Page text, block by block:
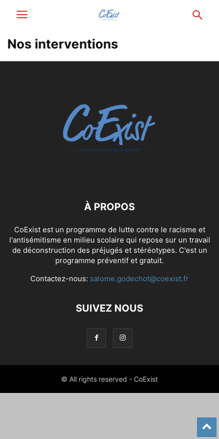
Nos interventions
À PROPOS
CoExist est un programme de lutte contre le racisme et
l'antisémitisme en milieu scolaire qui repose sur un travail
de déconstruction des préjugés et stéréotypes. C'est un
programme préventif et gratuit.
Contactez-nous: salome.godechot@coexist.fr
SUIVEZ NOUS
© All rights reserved - CoExist